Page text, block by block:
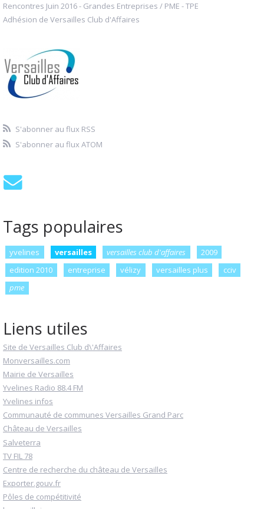
Rencontres Juin 2016 - Grandes Entreprises / PME - TPE
Adhésion de Versailles Club d'Affaires
S'abonner au flux RSS
S'abonner au flux ATOM
Tags populaires
yvelines versailles versailles club d'affaires
2009
edition 2010
entreprise vélizy versailles plus
cciv
pme
Liens utiles
Site de Versailles Club d\'Affaires
Monversailles.com
Mairie de Versailles
Yvelines Radio 88.4 FM
Yvelines infos
Communauté de communes Versailles Grand Parc
Château de Versailles
Salveterra
TV FIL 78
Centre de recherche du château de Versailles
Exporter.gouv.fr
Pôles de compétitivité